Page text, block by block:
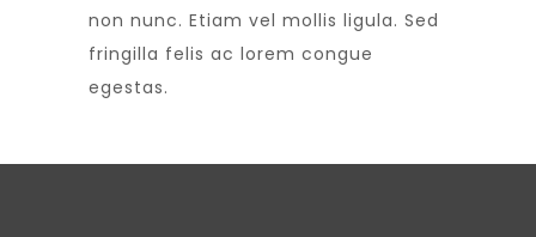
non nunc. Etiam vel mollis ligula. Sed
fringilla felis ac lorem congue
egestas.